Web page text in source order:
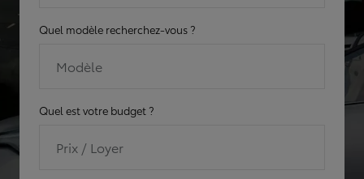
Quel modèle recherchez-vous ?
Modèle
Quel est votre budget ?
Prix / Loyer